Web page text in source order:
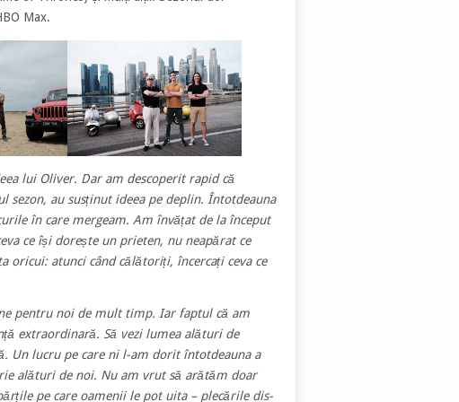
Max.
lui Oliver. Dar am descoperit rapid că
au susținut ideea pe deplin. Întotdeauna
în care mergeam. Am învățat de la început
ce își dorește un prieten, nu neapărat ce
oricui: atunci când călătoriți, încercați ceva ce
pentru noi de mult timp. Iar faptul că am
extraordinară. Să vezi lumea alături de
Un lucru pe care ni l-am dorit întotdeauna a
alături de noi. Nu am vrut să arătăm doar
pe care oamenii le pot uita – plecările dis-